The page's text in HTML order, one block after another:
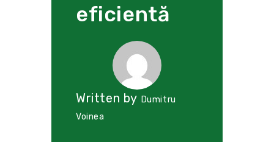
eficientă
Written by Dumitru
Voinea